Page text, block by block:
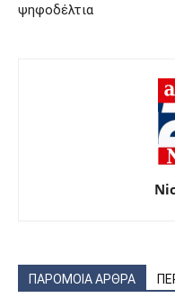
ψηφοδέλτια
ΠΑΡΟΜΟΙΑ ΑΡΘΡΑ